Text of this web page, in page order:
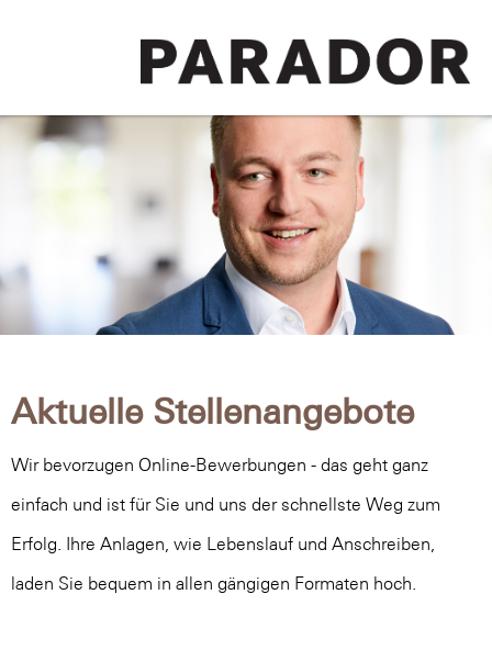
Aktuelle Stellenangebote
Wir bevorzugen Online-Bewerbungen - das geht ganz
einfach und ist für Sie und uns der schnellste Weg zum
Erfolg. Ihre Anlagen, wie Lebenslauf und Anschreiben,
laden Sie bequem in allen gängigen Formaten hoch.